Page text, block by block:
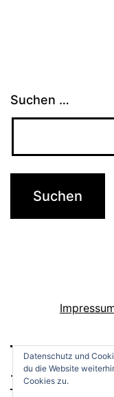
Datenschutz und
du die Website
Cookies zu.
Suchen …
THINGS TO